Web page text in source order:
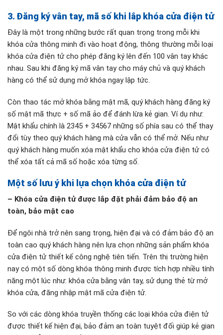
3. Đăng ký vân tay, mã số khi lắp khóa cửa điện tử
Đây là một trong những bước rất quan trọng trong mỗi khi
khóa cửa thông minh đi vào hoạt động, thông thường mỗi loại
khóa cửa điện tử cho phép đăng ký lên đến 100 vân tay khác
nhau. Sau khi đăng ký mã vân tay cho máy chủ và quý khách
hàng có thể sử dụng mở khóa ngay lập tức.
Còn thao tác mở khóa bằng mật mã, quý khách hàng đăng ký
số mật mã thực + số mã ảo để đánh lừa kẻ gian. Ví dụ như:
Mật khẩu chính là 2345 + 34567 những số phía sau có thể thay
đổi tùy theo quý khách hàng mà cửa vẫn có thể mở. Nếu như
quý khách hàng muốn xóa mật khẩu cho khóa cửa điện tử có
thể xóa tất cả mã số hoặc xóa từng số.
Một số lưu ý khi lựa chọn khóa cửa điện tử
– Khóa cửa điện tử được lắp đặt phải đảm bảo độ an
toàn, bảo mật cao
Để ngôi nhà trở nên sang trọng, hiện đại và có đảm bảo độ an
toàn cao quý khách hàng nên lựa chọn những sản phẩm khóa
cửa điện tử thiết kế công nghệ tiên tiến. Trên thị trường hiện
nay có một số dòng khóa thông minh được tích hợp nhiều tính
năng một lúc như: khóa cửa bằng vân tay, sử dụng thẻ từ mở
khóa cửa, đăng nhập mật mã cửa điện tử.
So với các dòng khóa truyền thống các loại khóa cửa điện tử
được thiết kế hiện đại, bảo đảm an toàn tuyệt đối giúp kẻ gian